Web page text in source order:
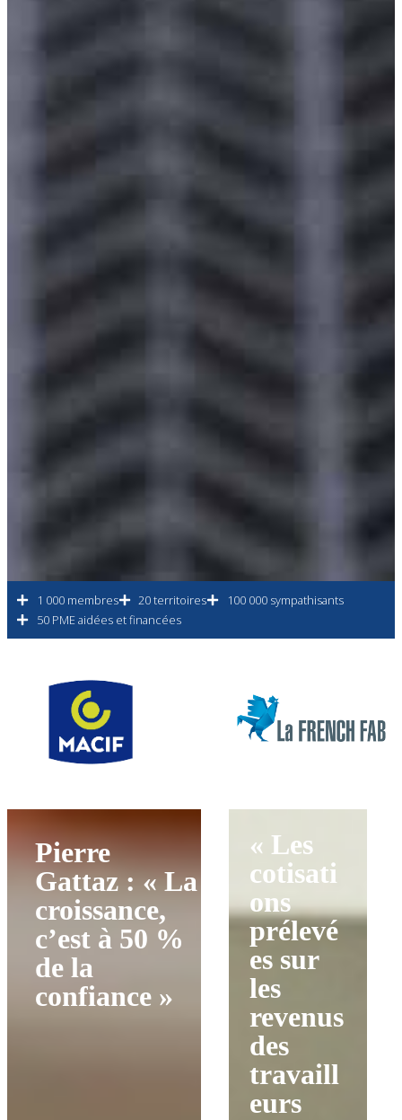
1 000 membres 20 territoires
100 000 sympathisants
50 PME aidées et financées
Pierre
Gattaz : « La
croissance,
c’est à 50 %
de la
confiance »
« Les
cotisati
ons
prélevé
es sur
les
revenus
des
travaill
eurs